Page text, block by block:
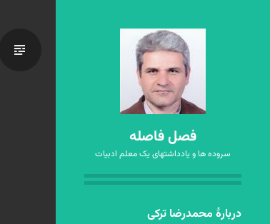
فصل فاصله
سروده ها و یادداشتهای یک معلم ادبیات
رفتن
دربارهٔ محمدرضا ترکی